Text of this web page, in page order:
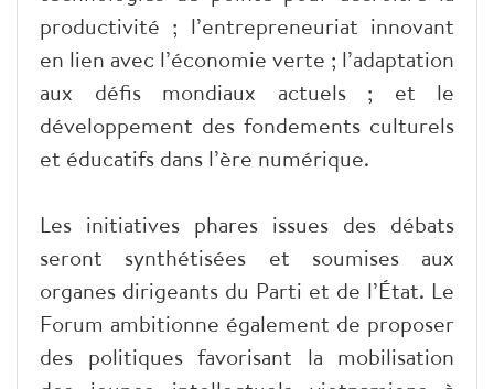
productivité ; l’entrepreneuriat innovant
en lien avec l’économie verte ; l’adaptation
aux défis mondiaux actuels ; et le
développement des fondements culturels
et éducatifs dans l’ère numérique.
Les initiatives phares issues des débats
seront synthétisées et soumises aux
organes dirigeants du Parti et de l’État. Le
Forum ambitionne également de proposer
des politiques favorisant la mobilisation